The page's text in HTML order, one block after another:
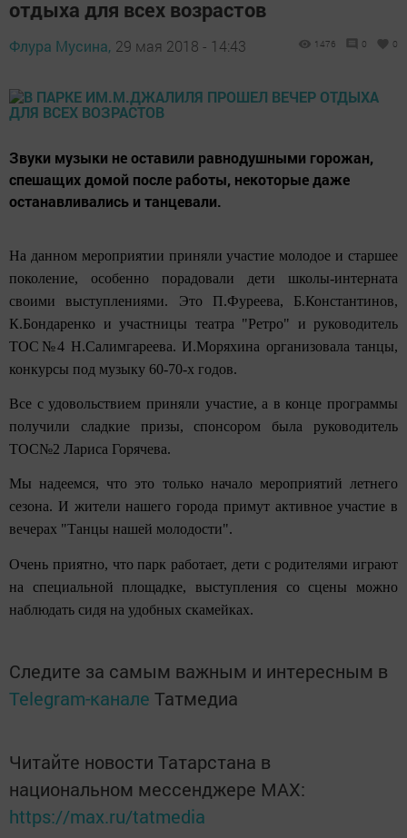
отдыха для всех возрастов
Флура Мусина, 29 мая 2018 - 14:43 1476 0 0
Звуки музыки не оставили равнодушными горожан,
спешащих домой после работы, некоторые даже
останавливались и танцевали.
На данном мероприятии приняли участие молодое и старшее
поколение, особенно порадовали дети школы-интерната
своими выступлениями. Это П.Фуреева, Б.Константинов,
К.Бондаренко и участницы театра "Ретро" и руководитель
ТОС№4 Н.Салимгареева. И.Моряхина организовала танцы,
конкурсы под музыку 60-70-х годов.
Все с удовольствием приняли участие, а в конце программы
получили сладкие призы, спонсором была руководитель
ТОС№2 Лариса Горячева.
Мы надеемся, что это только начало мероприятий летнего
сезона. И жители нашего города примут активное участие в
вечерах "Танцы нашей молодости".
Очень приятно, что парк работает, дети с родителями играют
на специальной площадке, выступления со сцены можно
наблюдать сидя на удобных скамейках.
Следите за самым важным и интересным в
Telegram-канале Татмедиа
Читайте новости Татарстана в
национальном мессенджере MАХ:
https://max.ru/tatmedia